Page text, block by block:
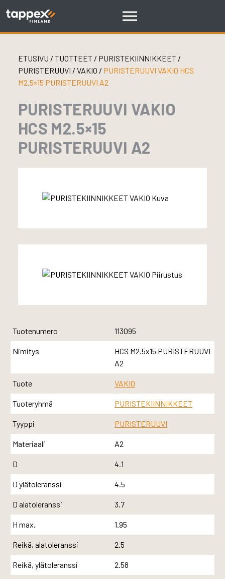
ETUSIVU / TUOTTEET/ PURISTEKIINNIKKEET /
PURISTERUUVI / VAKIO / PURISTERUUVI VAKIO HCS
M2.5×15 PURISTERUUVI A2
PURISTERUUVI VAKIO
HCS M2.5×15
PURISTERUUVI A2
Tuotenumero 113095
Nimitys
HCS M2.5x15 PURISTERUUVI
A2
Tuote VAKIO
Tuoteryhmä PURISTEKIINNIKKEET
Tyyppi PURISTERUUVI
Materiaali A2
D 4.1
D ylätoleranssi 4.5
D alatoleranssi 3.7
H max. 1.95
Reikä, alatoleranssi 2.5
Reikä, ylätoleranssi 2.58